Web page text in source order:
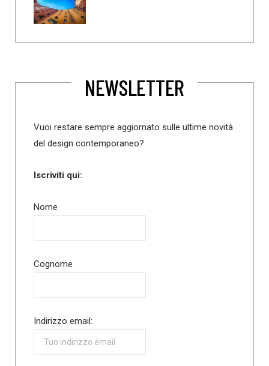
NEWSLETTER
Vuoi restare sempre aggiornato sulle ultime novità
del design contemporaneo?
Iscriviti qui:
Nome
Cognome
Indirizzo email: